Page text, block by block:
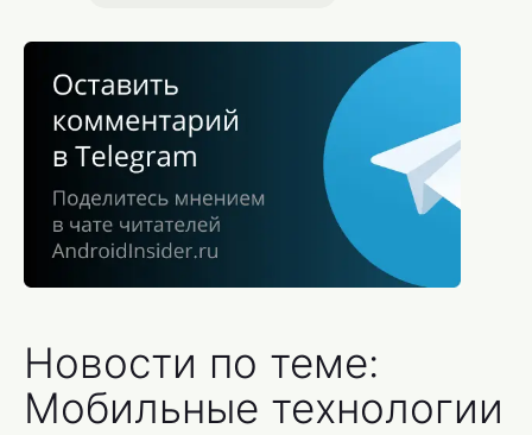
Новости по теме:
Мобильные технологии